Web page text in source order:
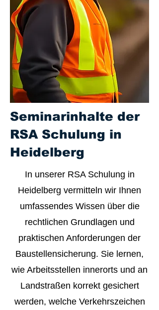
Seminarinhalte der
RSA Schulung in
Heidelberg
In unserer RSA Schulung in
Heidelberg vermitteln wir Ihnen
umfassendes Wissen über die
rechtlichen Grundlagen und
praktischen Anforderungen der
Baustellensicherung. Sie lernen,
wie Arbeitsstellen innerorts und an
Landstraßen korrekt gesichert
werden, welche Verkehrszeichen